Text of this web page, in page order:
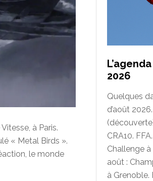
à Paris.
« Metal Birds ».
le monde
2026
Quelques
d’août
CRA10.
Challenge à
août :
à